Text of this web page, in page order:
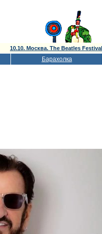
10.10. Москва. The Beatles Festival
Барахолка